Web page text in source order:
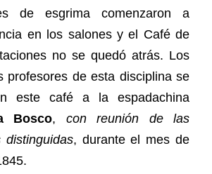
de esgrima comenzaron a
en los salones y el Café de
no se quedó atrás. Los
profesores de esta disciplina se
este café a la espadachina
Bosco, con reunión de las
distinguidas, durante el mes de